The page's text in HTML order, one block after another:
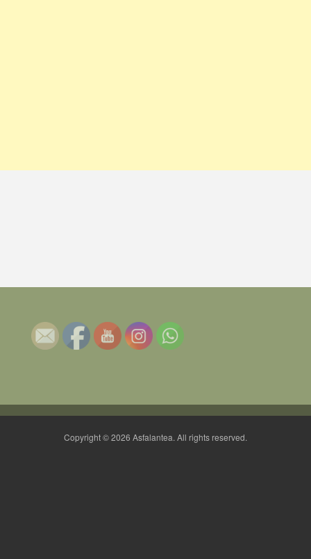
Copyright © 2026 Asfalantea. All rights reserved.